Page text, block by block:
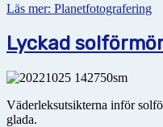
Läs mer: Planetfotografering
Lyckad
Väderleksutsikterna inför
glada.